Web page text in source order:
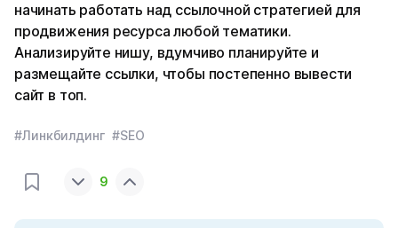
начинать работать над ссылочной стратегией для
продвижения ресурса любой тематики.
Анализируйте нишу, вдумчиво планируйте и
размещайте ссылки, чтобы постепенно вывести
сайт в топ.
#Линкбилдинг #SEO
9